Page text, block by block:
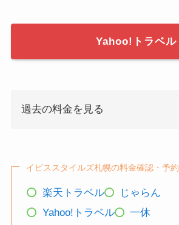
Yahoo!トラベル
過去の料金を見る
イビススタイルズ札幌の料金確認・予約
楽天トラベル
じゃらん
Yahoo!トラベル
一休